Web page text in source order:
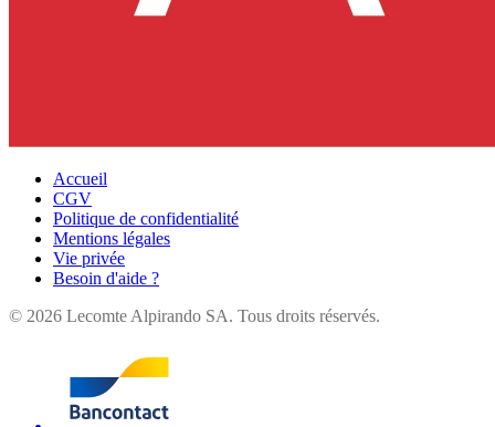
Accueil
CGV
Politique de confidentialité
Mentions légales
Vie privée
Besoin d'aide ?
© 2026 Lecomte Alpirando SA. Tous droits réservés.